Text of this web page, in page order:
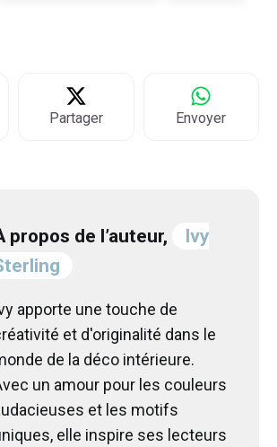
Partager Envoyer
propos de l’auteur,
Ivy
apporte une touche de
et d'originalité dans le
de la déco intérieure.
un amour pour les couleurs
et les motifs
elle inspire ses lecteurs